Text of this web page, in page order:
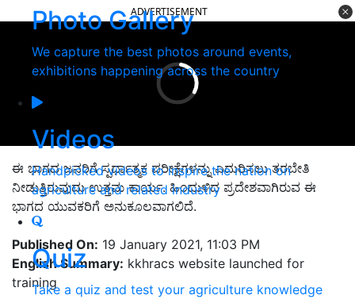
Photo Gallery
We capture the best photos around events,
exhibitions happening across the country
Videos
Handpicked videos to inspire the nation on
agriculture and related industry
Quiz
Take a quiz and test your agriculture knowledge
ADVERTISEMENT
ಈ ಭಾಗದ ಜನರಿಗೆ ಸ್ಪರ್ಧಾತ್ಮಕ ಪರೀಕ್ಷೆಗಳನ್ನು ಎದುರಿಸಲು ತರಬೇತಿ
ನೀಡುತ್ತಿರುವುದು ಉತ್ತಮ ಕಾರ್ಯ. ಹಿಂದುಳಿದ ಪ್ರದೇಶವಾಗಿರುವ ಈ
ಭಾಗದ ಯುವಕರಿಗೆ ಅನುಕೂಲವಾಗಲಿದೆ.
Published On: 19 January 2021, 11:03 PM
English Summary: kkhracs website launched for
training